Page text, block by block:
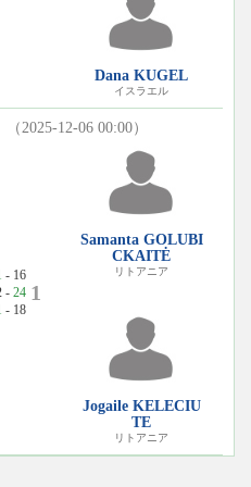
Dana KUGEL
イスラエル
（2025-12-06 00:00）
- 16
- 24
- 18
1
Samanta GOLUBI
CKAITĖ
リトアニア
Jogaile KELECIU
TE
リトアニア